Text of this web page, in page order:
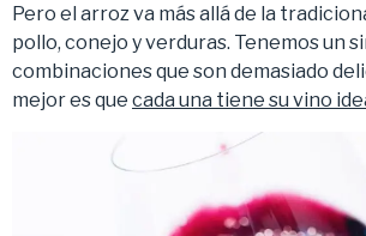
Pero el arroz va más allá de la
pollo, conejo y verduras. Tenemos un
combinaciones que son demasiado
mejor es que cada una tiene su vino